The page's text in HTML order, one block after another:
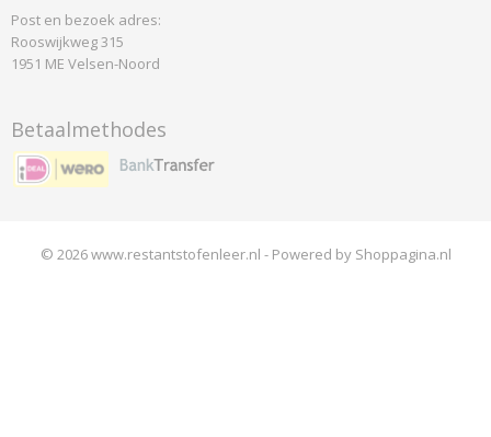
Post en bezoek adres:
Rooswijkweg 315
1951 ME Velsen-Noord
Betaalmethodes
© 2026 www.restantstofenleer.nl - Powered by Shoppagina.nl